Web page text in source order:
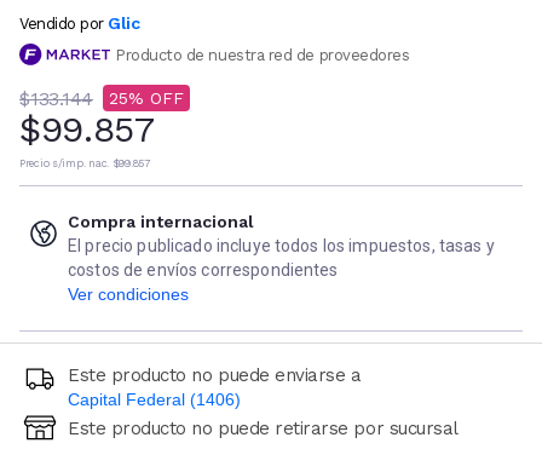
Vendido por Glic
Producto de nuestra red de proveedores
$133.144 25
$99.857
Precio s/imp. nac. $99.857
Compra internacional
El precio publicado incluye todos los impuestos, tasas y
costos de envíos correspondientes
Ver condiciones
Este producto no puede enviarse a
Capital Federal (1406)
Ingresá código postal (sólo números)
Este producto no puede retirarse por sucursal